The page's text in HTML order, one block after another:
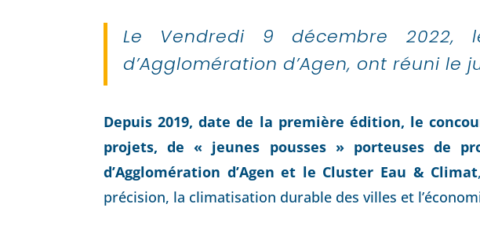
Le Vendredi 9 décembre
d’Agglomération d’Agen, ont réuni le
Depuis 2019, date de la première édition, le
projets, de « jeunes pousses » porteuses de
d’Agglomération d’Agen et le Cluster Eau & Climat
précision, la climatisation durable des villes et